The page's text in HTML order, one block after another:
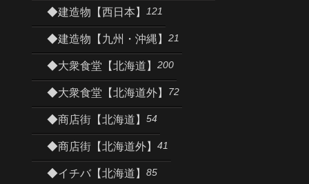
◆建造物【西日本】 121
◆建造物【九州・沖縄】 21
◆大衆食堂【北海道】 200
◆大衆食堂【北海道外】 72
◆商店街【北海道】 54
◆商店街【北海道外】 41
◆イチバ【北海道】 85